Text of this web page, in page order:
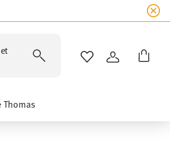
LISTE DECONNEXION